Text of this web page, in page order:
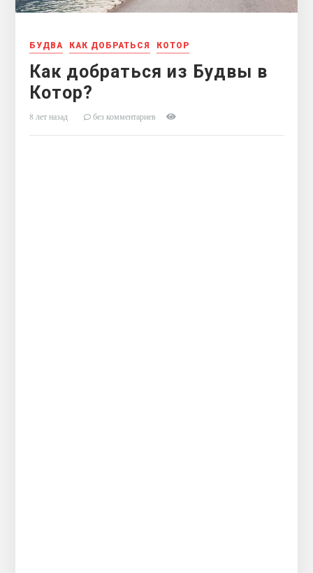
БУДВА КАК ДОБРАТЬСЯ КОТОР
Как добраться из Будвы в
Котор?
8 лет назад без комментариев